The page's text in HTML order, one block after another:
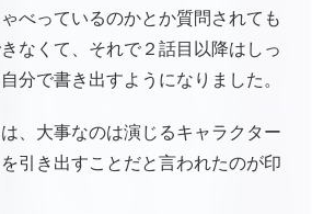
べっているのかとか質問されても
なくて、それで２話目以降はしっ
分で書き出すようになりました。
、大事なのは演じるキャラクター
引き出すことだと言われたのが印